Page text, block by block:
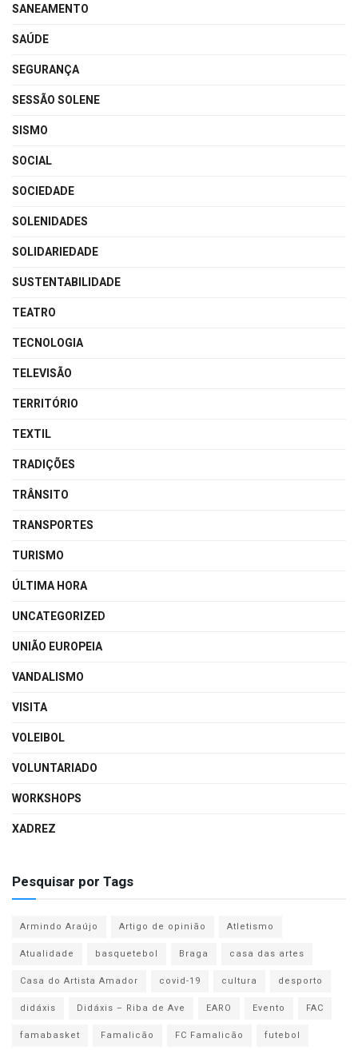
SANEAMENTO
SAÚDE
SEGURANÇA
SESSÃO SOLENE
SISMO
SOCIAL
SOCIEDADE
SOLENIDADES
SOLIDARIEDADE
SUSTENTABILIDADE
TEATRO
TECNOLOGIA
TELEVISÃO
TERRITÓRIO
TEXTIL
TRADIÇÕES
TRÂNSITO
TRANSPORTES
TURISMO
ÚLTIMA HORA
UNCATEGORIZED
UNIÃO EUROPEIA
VANDALISMO
VISITA
VOLEIBOL
VOLUNTARIADO
WORKSHOPS
XADREZ
Pesquisar por Tags
Armindo Araújo Artigo de opinião
Atletismo
Atualidade
basquetebol Braga
casa das artes
Casa do Artista Amador
covid-19 cultura
desporto
didáxis
Didáxis – Riba de Ave EARO Evento
FAC
famabasket
Famalicão FC Famalicão
futebol